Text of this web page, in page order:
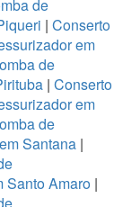
de
| Conserto
em
de
| Conserto
em
de
Santana|
Santo Amaro |